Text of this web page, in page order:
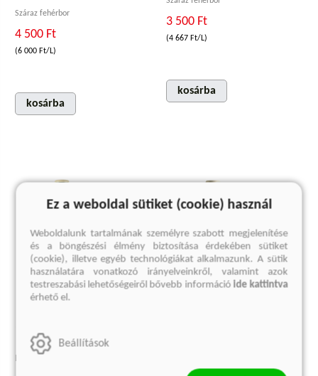
Száraz fehérbor
4 500 Ft
(6 000 Ft/L)
kosárba
3 500 Ft
(4 667 Ft/L)
kosárba
MATIAS CIRFANDLI 2024
2024
Ez a weboldal sütiket (cookie) használ
Weboldalunk tartalmának személyre szabott megjelenítése
és a böngészési élmény biztosítása érdekében sütiket
(cookie), illetve egyéb technológiákat alkalmazunk. A sütik
használatára vonatkozó irányelveinkről, valamint azok
testreszabási lehetőségeiről bővebb információ ide kattintva
érhető el.
Beállítások